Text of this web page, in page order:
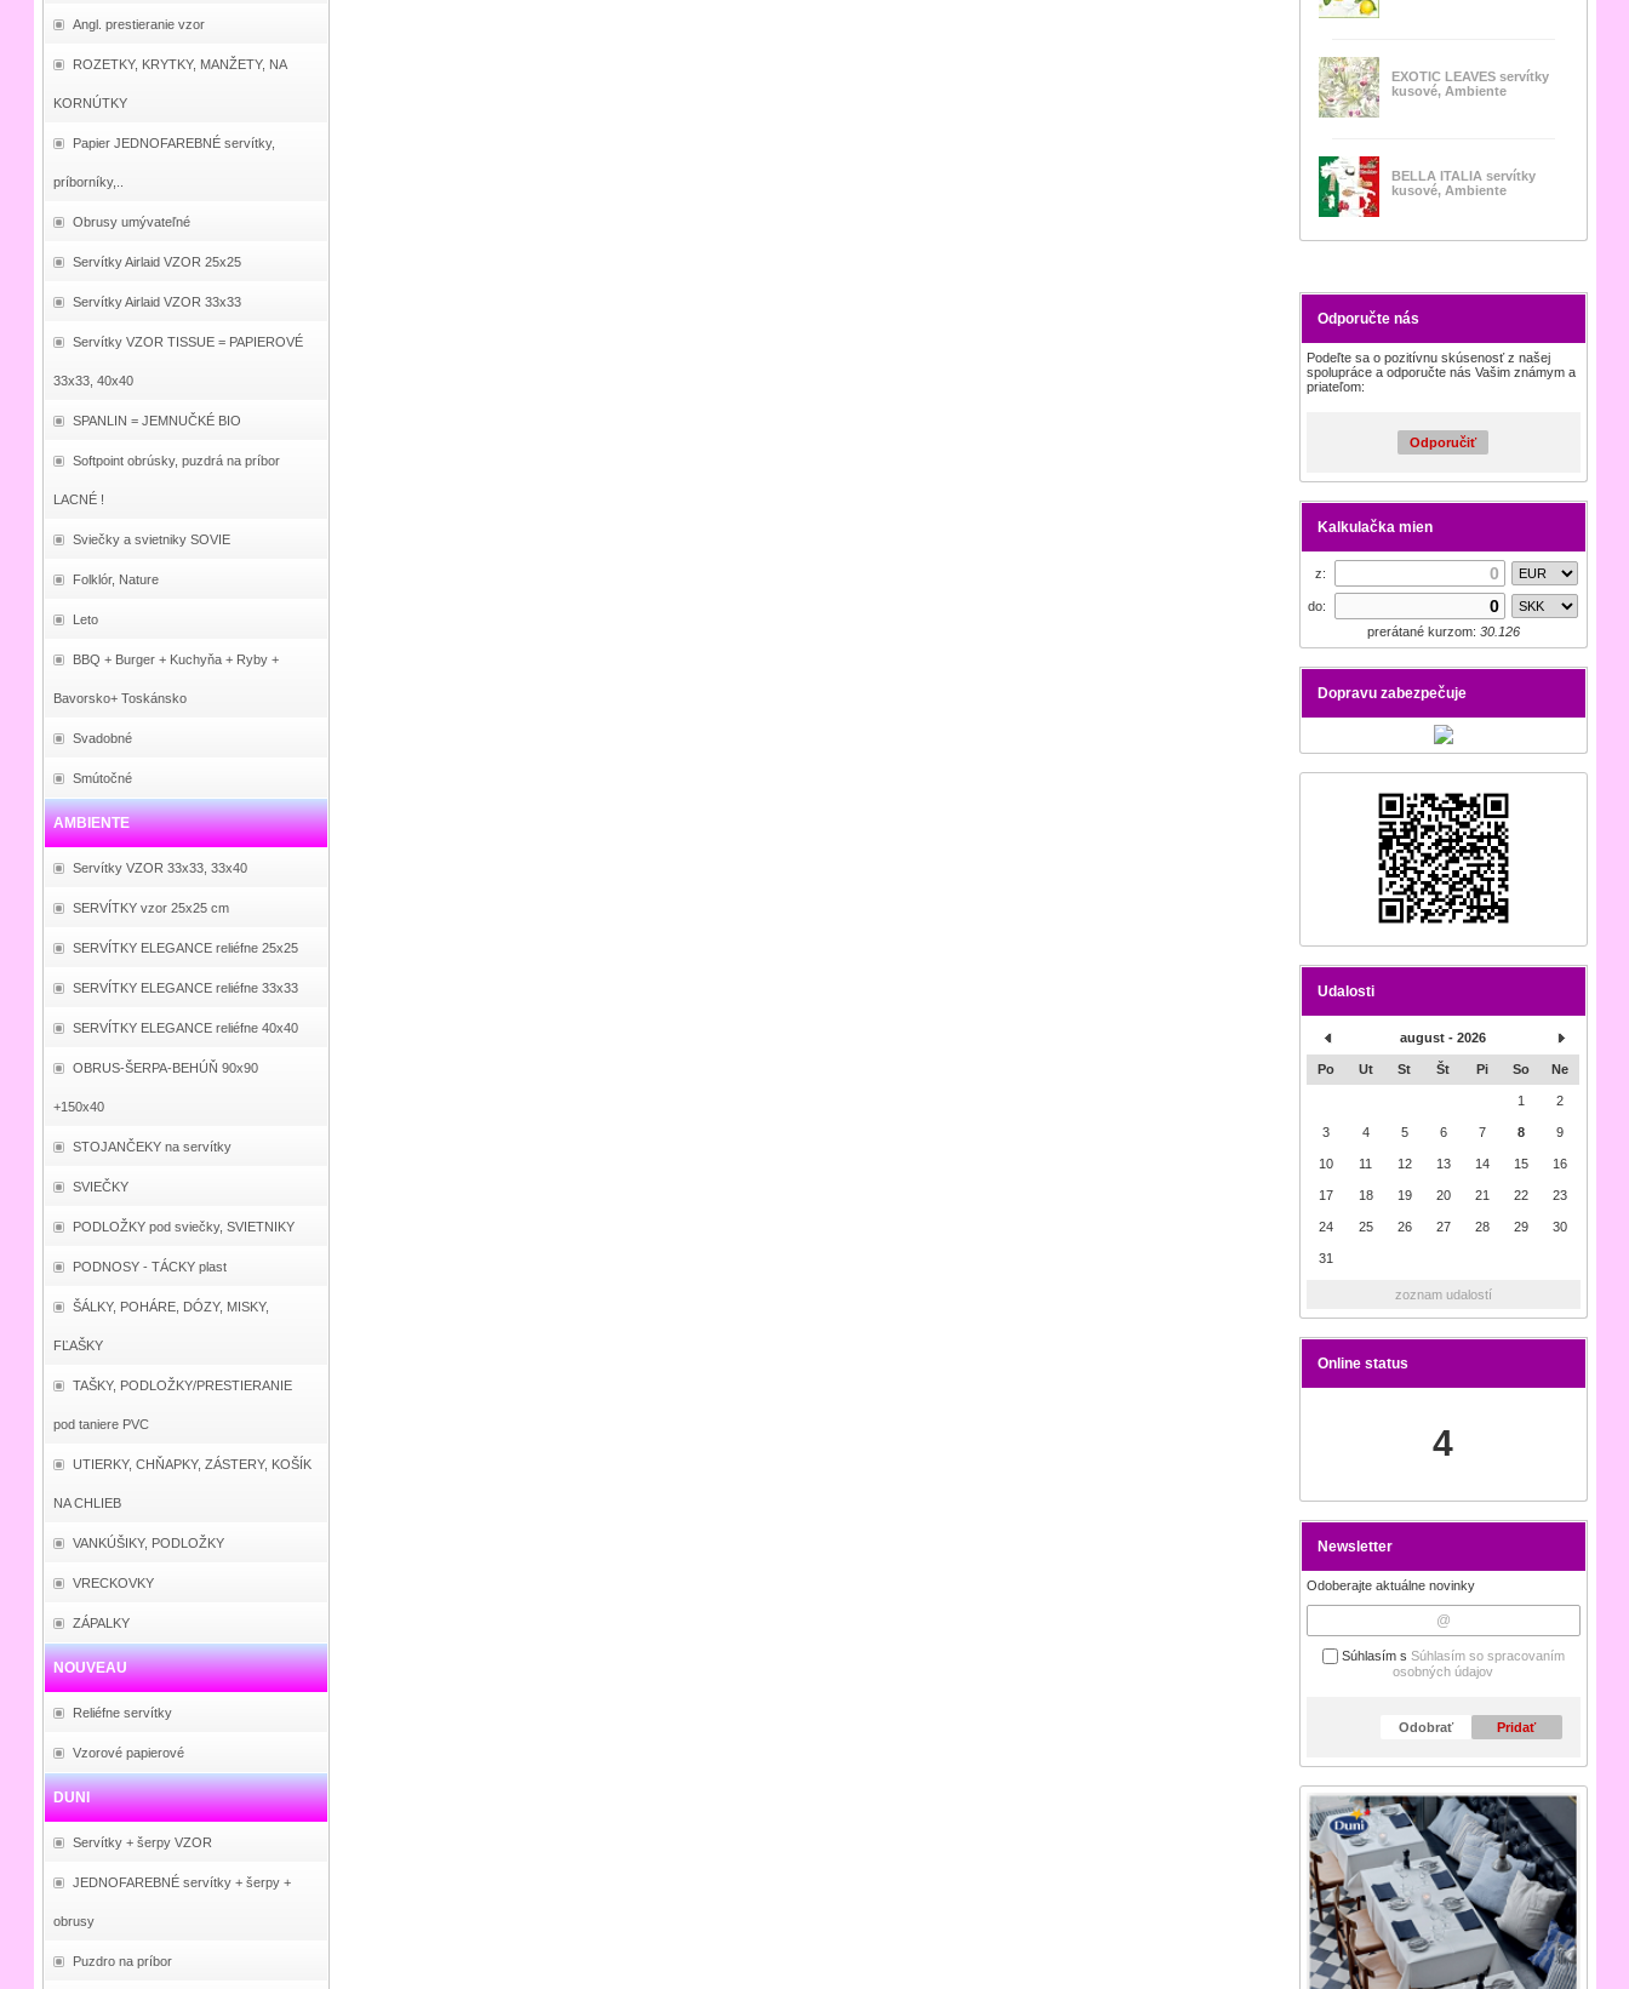
Angl. prestieranie vzor
ROZETKY, KRYTKY, MANŽETY, NA
KORNÚTKY
Papier JEDNOFAREBNÉ servítky,
príborníky,..
Obrusy umývateľné
Servítky Airlaid VZOR 25x25
Servítky Airlaid VZOR 33x33
Servítky VZOR TISSUE = PAPIEROVÉ
33x33, 40x40
SPANLIN = JEMNUČKÉ BIO
Softpoint obrúsky, puzdrá na príbor
LACNÉ !
Sviečky a svietniky SOVIE
Folklór, Nature
Leto
BBQ + Burger + Kuchyňa + Ryby +
Bavorsko+ Toskánsko
Svadobné
Smútočné
AMBIENTE
Servítky VZOR 33x33, 33x40
SERVÍTKY vzor 25x25 cm
SERVÍTKY ELEGANCE reliéfne 25x25
SERVÍTKY ELEGANCE reliéfne 33x33
SERVÍTKY ELEGANCE reliéfne 40x40
OBRUS-ŠERPA-BEHÚŇ 90x90
+150x40
STOJANČEKY na servítky
SVIEČKY
PODLOŽKY pod sviečky, SVIETNIKY
PODNOSY - TÁCKY plast
ŠÁLKY, POHÁRE, DÓZY, MISKY,
FĽAŠKY
TAŠKY, PODLOŽKY/PRESTIERANIE
pod taniere PVC
UTIERKY, CHŇAPKY, ZÁSTERY, KOŠÍK
NA CHLIEB
VANKÚŠIKY, PODLOŽKY
VRECKOVKY
ZÁPALKY
NOUVEAU
Reliéfne servítky
Vzorové papierové
DUNI
Servítky + šerpy VZOR
JEDNOFAREBNÉ servítky + šerpy +
obrusy
Puzdro na príbor
EXOTIC LEAVES servítky
kusové, Ambiente
BELLA ITALIA servítky
kusové, Ambiente
Odporučte nás
Podeľte sa o pozitívnu skúsenosť z našej
spolupráce a odporučte nás Vašim známym a
priateľom:
Odporučiť
Kalkulačka mien
z:
do:
prerátané kurzom: 30.126
Dopravu zabezpečuje
Udalosti
august - 2026
Po Ut St Št Pi So Ne
1 2
3 4 5 6 7 8 9
10 11 12 13 14 15 16
17 18 19 20 21 22 23
24 25 26 27 28 29 30
31
zoznam udalostí
Online status
4
Newsletter
Odoberajte aktuálne novinky
Súhlasím s Súhlasím so spracovaním
osobných údajov
Odobrať Pridať